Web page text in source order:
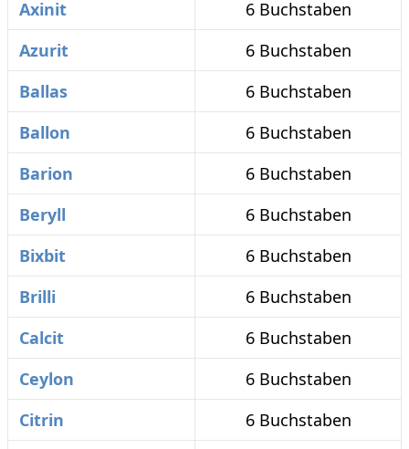
Axinit
6 Buchstaben
Azurit
6 Buchstaben
Ballas
6 Buchstaben
Ballon
6 Buchstaben
Barion
6 Buchstaben
Beryll
6 Buchstaben
Bixbit
6 Buchstaben
Brilli
6 Buchstaben
Calcit
6 Buchstaben
Ceylon
6 Buchstaben
Citrin
6 Buchstaben